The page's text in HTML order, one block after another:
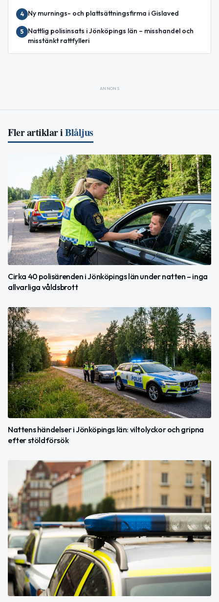
4 Ny murnings- och plattsättningsfirma i Gislaved
5
Nattlig polisinsats i Jönköpings län – misshandel och
misstänkt rattfylleri
ANNONS
Fler artiklar iBlåljus
Cirka 40 polisärenden i Jönköpings län under natten – inga
allvarliga våldsbrott
Nattens händelser i Jönköpings län: viltolyckor och gripna
efter stöldförsök